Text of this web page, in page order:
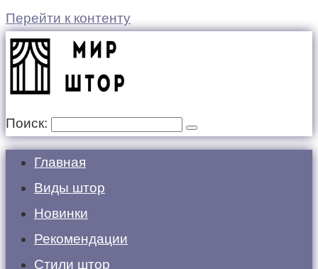
Перейти к контенту
Поиск:
Главная
Виды штор
Новинки
Рекомендации
Стили штор